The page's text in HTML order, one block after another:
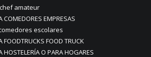
amateur
COMEDORES EMPRESAS
escolares
FOODTRUCKS FOOD TRUCK
HOSTELERÍA O PARA HOGARES